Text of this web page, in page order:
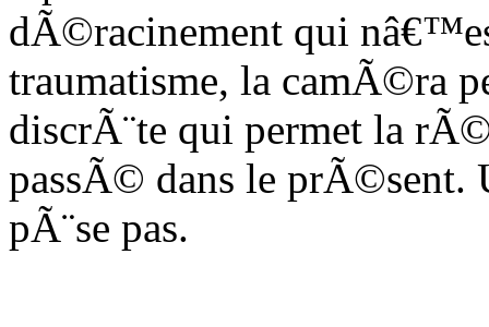
dÃ©racinement qui
traumatisme, la camÃ©ra
discrÃ¨te qui permet la
passÃ© dans le prÃ©sent.
pÃ¨se pas.